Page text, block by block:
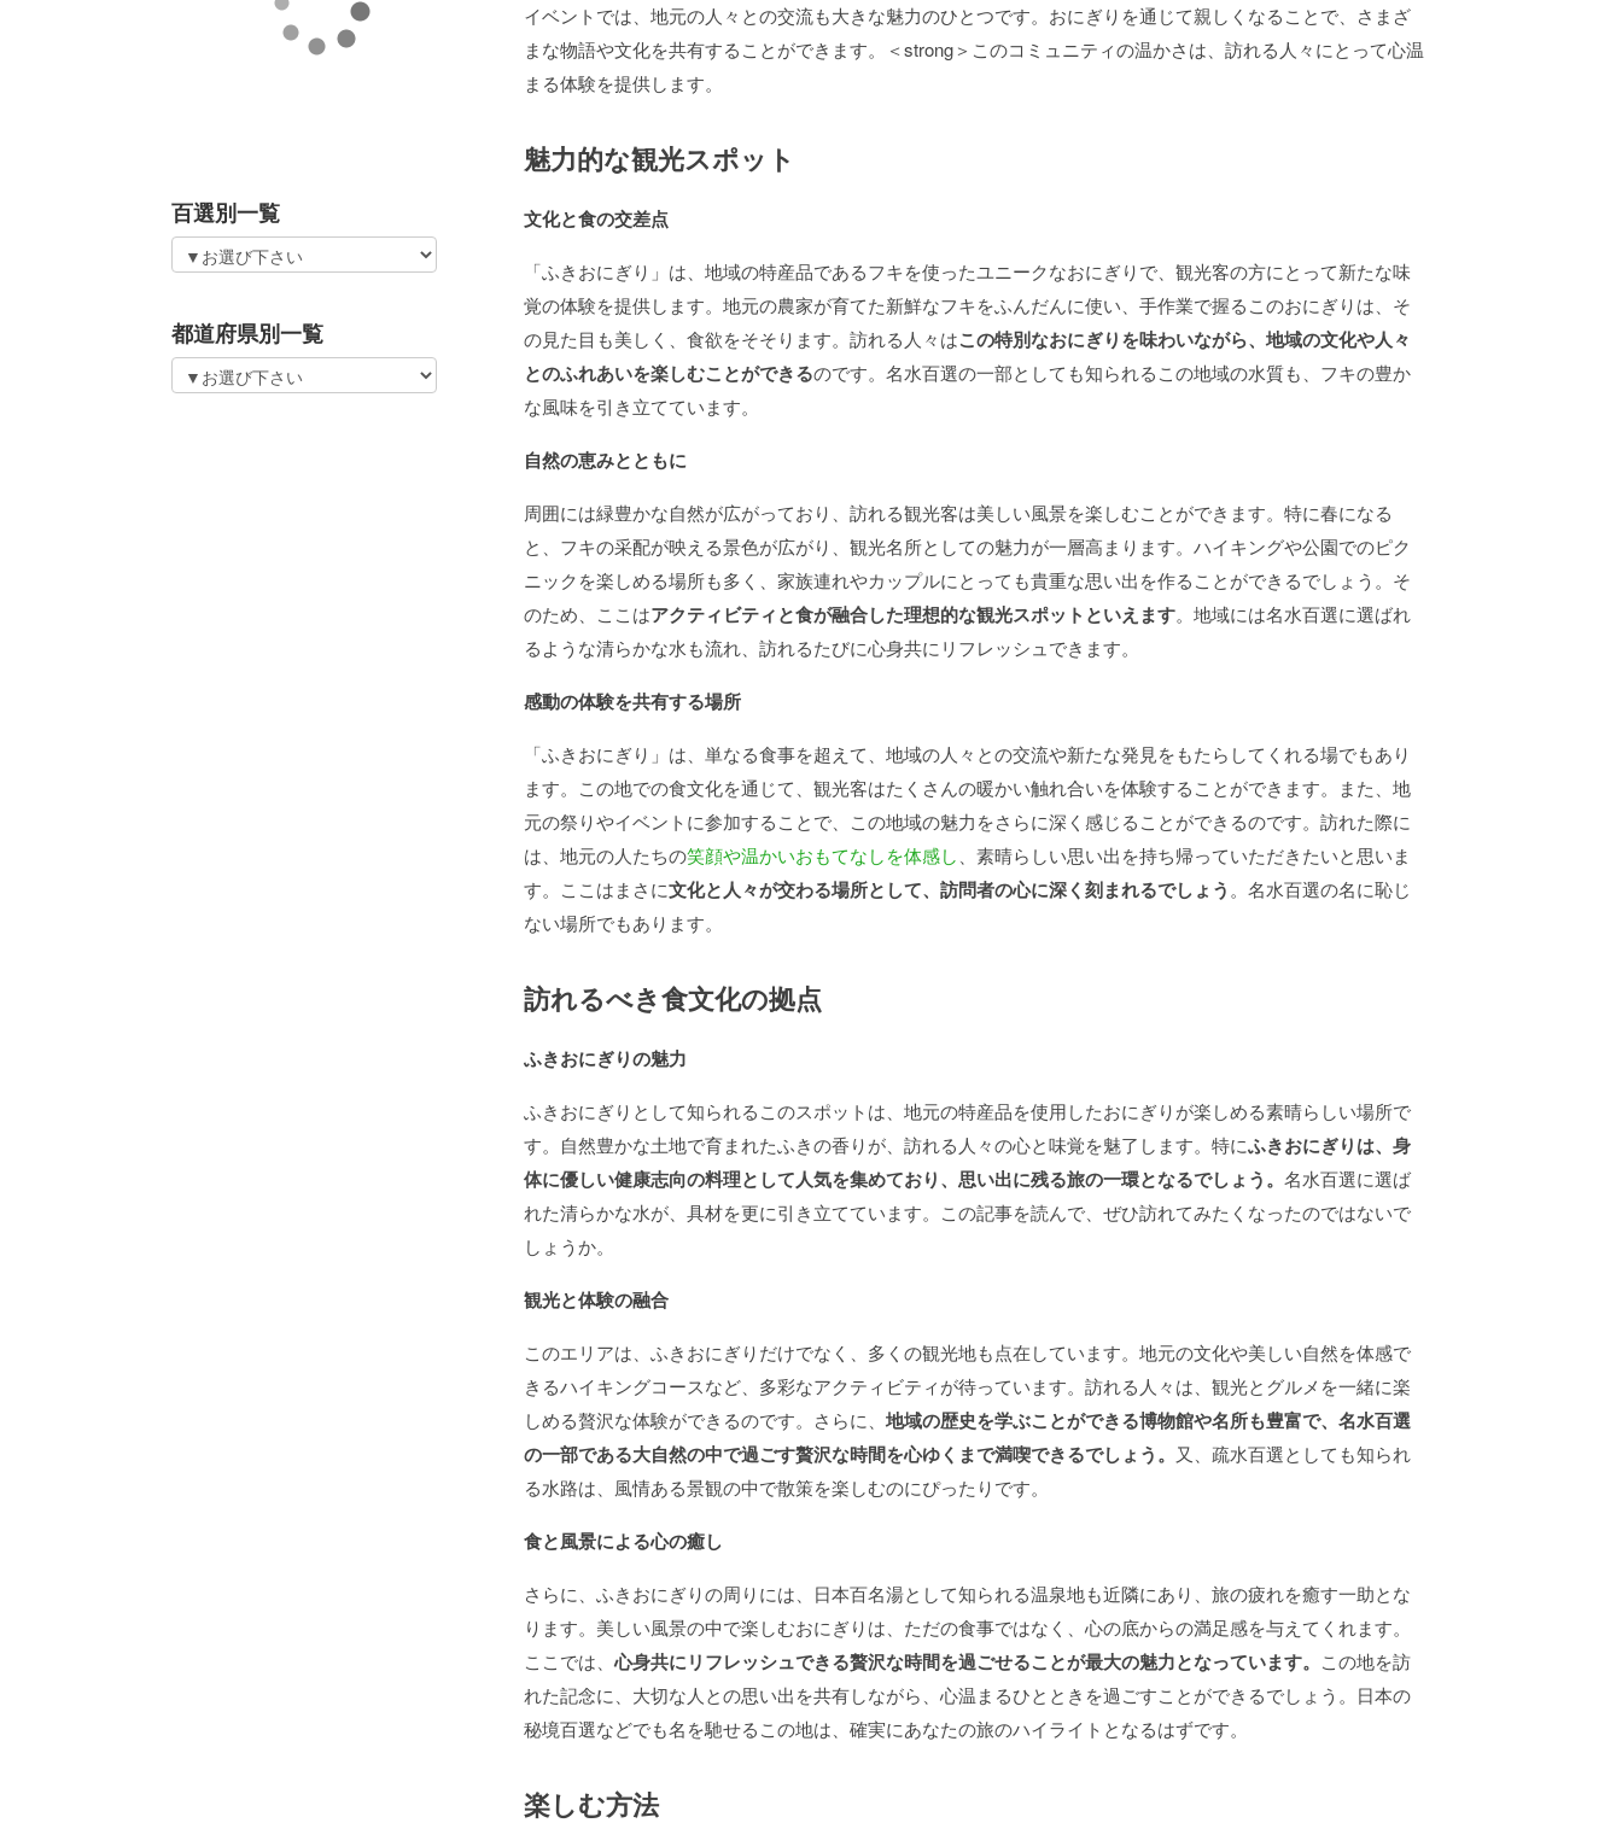
百選別一覧
都道府県別一覧
イベントでは、地元の人々との交流も大きな魅力のひとつです。おにぎりを通じて親しくなることで、さまざ
まな物語や文化を共有することができます。＜strong＞このコミュニティの温かさは、訪れる人々にとって心温
まる体験を提供します。
魅力的な観光スポット
文化と食の交差点
「ふきおにぎり」は、地域の特産品であるフキを使ったユニークなおにぎりで、観光客の方にとって新たな味
覚の体験を提供します。地元の農家が育てた新鮮なフキをふんだんに使い、手作業で握るこのおにぎりは、そ
の見た目も美しく、食欲をそそります。訪れる人々はこの特別なおにぎりを味わいながら、地域の文化や人々
とのふれあいを楽しむことができるのです。名水百選の一部としても知られるこの地域の水質も、フキの豊か
な風味を引き立てています。
自然の恵みとともに
周囲には緑豊かな自然が広がっており、訪れる観光客は美しい風景を楽しむことができます。特に春になる
と、フキの采配が映える景色が広がり、観光名所としての魅力が一層高まります。ハイキングや公園でのピク
ニックを楽しめる場所も多く、家族連れやカップルにとっても貴重な思い出を作ることができるでしょう。そ
のため、ここはアクティビティと食が融合した理想的な観光スポットといえます。地域には名水百選に選ばれ
るような清らかな水も流れ、訪れるたびに心身共にリフレッシュできます。
感動の体験を共有する場所
「ふきおにぎり」は、単なる食事を超えて、地域の人々との交流や新たな発見をもたらしてくれる場でもあり
ます。この地での食文化を通じて、観光客はたくさんの暖かい触れ合いを体験することができます。また、地
元の祭りやイベントに参加することで、この地域の魅力をさらに深く感じることができるのです。訪れた際に
は、地元の人たちの笑顔や温かいおもてなしを体感し 、素晴らしい思い出を持ち帰っていただきたいと思いま
す。ここはまさに文化と人々が交わる場所として、訪問者の心に深く刻まれるでしょう 。名水百選の名に恥じ
ない場所でもあります。
訪れるべき食文化の拠点
ふきおにぎりの魅力
ふきおにぎりとして知られるこのスポットは、地元の特産品を使用したおにぎりが楽しめる素晴らしい場所で
す。自然豊かな土地で育まれたふきの香りが、訪れる人々の心と味覚を魅了します。特にふきおにぎりは、身
体に優しい健康志向の料理として人気を集めており、思い出に残る旅の一環となるでしょう。 名水百選に選ば
れた清らかな水が、具材を更に引き立てています。この記事を読んで、ぜひ訪れてみたくなったのではないで
しょうか。
観光と体験の融合
このエリアは、ふきおにぎりだけでなく、多くの観光地も点在しています。地元の文化や美しい自然を体感で
きるハイキングコースなど、多彩なアクティビティが待っています。訪れる人々は、観光とグルメを一緒に楽
しめる贅沢な体験ができるのです。さらに、 地域の歴史を学ぶことができる博物館や名所も豊富で、名水百選
の一部である大自然の中で過ごす贅沢な時間を心ゆくまで満喫できるでしょう。 又、疏水百選としても知られ
る水路は、風情ある景観の中で散策を楽しむのにぴったりです。
食と風景による心の癒し
さらに、ふきおにぎりの周りには、日本百名湯として知られる温泉地も近隣にあり、旅の疲れを癒す一助とな
ります。美しい風景の中で楽しむおにぎりは、ただの食事ではなく、心の底からの満足感を与えてくれます。
ここでは、心身共にリフレッシュできる贅沢な時間を過ごせることが最大の魅力となっています。 この地を訪
れた記念に、大切な人との思い出を共有しながら、心温まるひとときを過ごすことができるでしょう。日本の
秘境百選などでも名を馳せるこの地は、確実にあなたの旅のハイライトとなるはずです。
楽しむ方法